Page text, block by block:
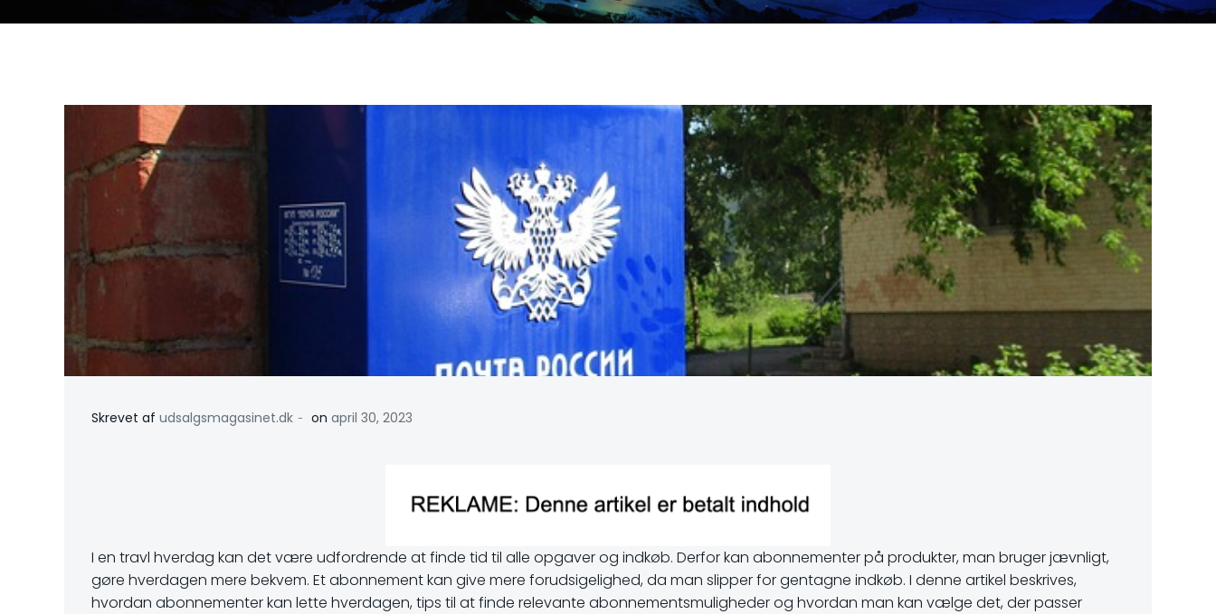
Skrevet af udsalgsmagasinet.dk - on april 30, 2023
I en travl hverdag kan det være udfordrende at finde tid til alle opgaver og indkøb. Derfor kan abonnementer på produkter, man bruger jævnligt,
gøre hverdagen mere bekvem. Et abonnement kan give mere forudsigelighed, da man slipper for gentagne indkøb. I denne artikel beskrives,
hvordan abonnementer kan lette hverdagen, tips til at finde relevante abonnementsmuligheder og hvordan man kan vælge det, der passer